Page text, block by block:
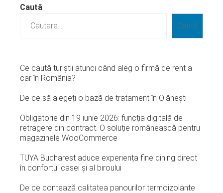
Caută
Caută
Ce caută turiștii atunci când aleg o firmă de rent a
car în România?
De ce să alegeți o bază de tratament în Olănești
Obligatorie din 19 iunie 2026: funcția digitală de
retragere din contract. O soluție românească pentru
magazinele WooCommerce
TUYA Bucharest aduce experiența fine dining direct
în confortul casei și al biroului
De ce contează calitatea panourilor termoizolante